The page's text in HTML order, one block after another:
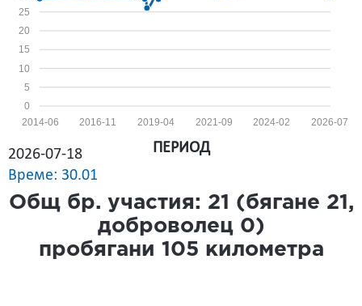
0
5
10
15
20
25
2026-07
2024-02
2021-09
2019-04
2016-11
2014-06
2026-07-18
Време: 30.01
ПЕРИОД
Общ бр. участия: 21 (бягане 21 ,
доброволец 0)
пробягани 105 километра